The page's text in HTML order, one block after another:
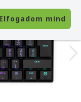
Elfogadom mind